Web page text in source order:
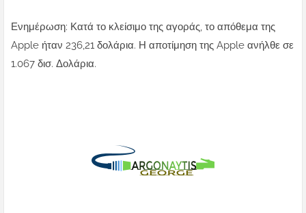
Ενημέρωση: Κατά το κλείσιμο της αγοράς, το απόθεμα της
Apple ήταν 236,21 δολάρια. Η αποτίμηση της Apple ανήλθε σε
1.067 δισ. Δολάρια.